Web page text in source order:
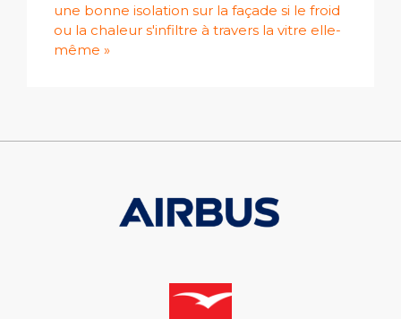
une bonne isolation sur la façade si le froid
ou la chaleur s'infiltre à travers la vitre elle-
même »